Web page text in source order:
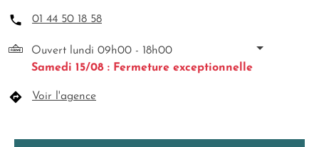
01 44 50 18 58
Ouvert lundi 09h00 - 18h00
Samedi 15/08 : Fermeture exceptionnelle
Voir l'agence